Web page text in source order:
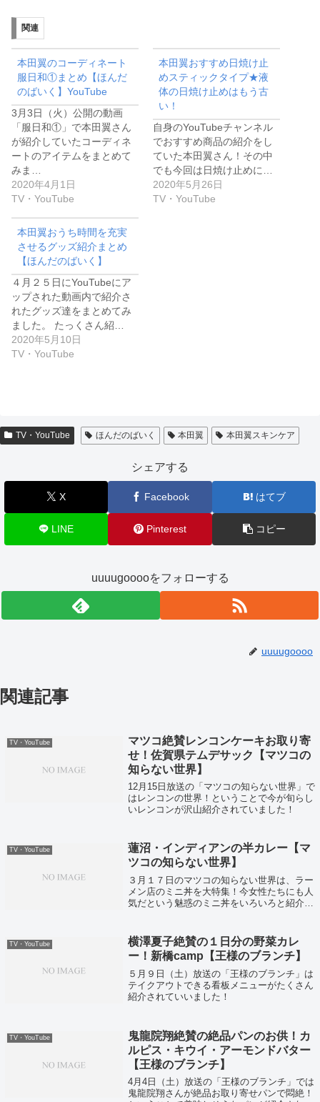
関連
本田翼のコーディネート
服日和①まとめ【ほんだ
のばいく】YouTube
3月3日（火）公開の動画
「服日和①」で本田翼さん
が紹介していたコーディネ
ートのアイテムをまとめて
みま…
2020年4月1日
TV・YouTube
本田翼おすすめ日焼け止
めスティックタイプ★液
体の日焼け止めはもう古
い！
自身のYouTubeチャンネル
でおすすめ商品の紹介をし
ていた本田翼さん！その中
でも今回は日焼け止めに…
2020年5月26日
TV・YouTube
本田翼おうち時間を充実
させるグッズ紹介まとめ
【ほんだのばいく】
４月２５日にYouTubeにア
ップされた動画内で紹介さ
れたグッズ達をまとめてみ
ました。 たっくさん紹…
2020年5月10日
TV・YouTube
TV・YouTube ほんだのばいく 本田翼 本田翼スキンケア
シェアする
X Facebook はてブ
LINE Pinterest コピー
uuuugooooをフォローする
uuuugoooo
関連記事
TV・YouTube
マツコ絶賛レンコンケーキお取り寄
せ！佐賀県テムデサック【マツコの
知らない世界】
12月15日放送の「マツコの知らない世界」で
はレンコンの世界！ということで今が旬らし
いレンコンが沢山紹介されていました！
TV・YouTube
蓮沼・インディアンの半カレー【マ
ツコの知らない世界】
３月１７日のマツコの知らない世界は、ラー
メン店のミニ丼を大特集！今女性たちにも人
気だという魅惑のミニ丼をいろいろと紹介し
TV・YouTube
横澤夏子絶賛の１日分の野菜カレ
ー！新橋camp【王様のブランチ】
５月９日（土）放送の「王様のブランチ」は
テイクアウトできる看板メニューがたくさん
紹介されていいました！
TV・YouTube
鬼龍院翔絶賛の絶品パンのお供！カ
ルピス・キウイ・アーモンドバター
【王様のブランチ】
4月4日（土）放送の「王様のブランチ」では
鬼龍院翔さんが絶品お取り寄せパンで悶絶！